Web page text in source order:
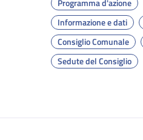
Programma d'azione
Informazione e dati
Consiglio Comunale
Sedute del Consiglio